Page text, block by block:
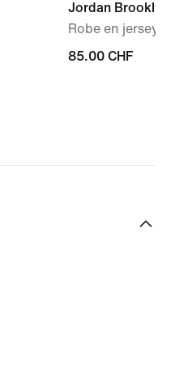
Jordan Brooklyn
Robe en jersey
85.00 CHF
85.00 CHF